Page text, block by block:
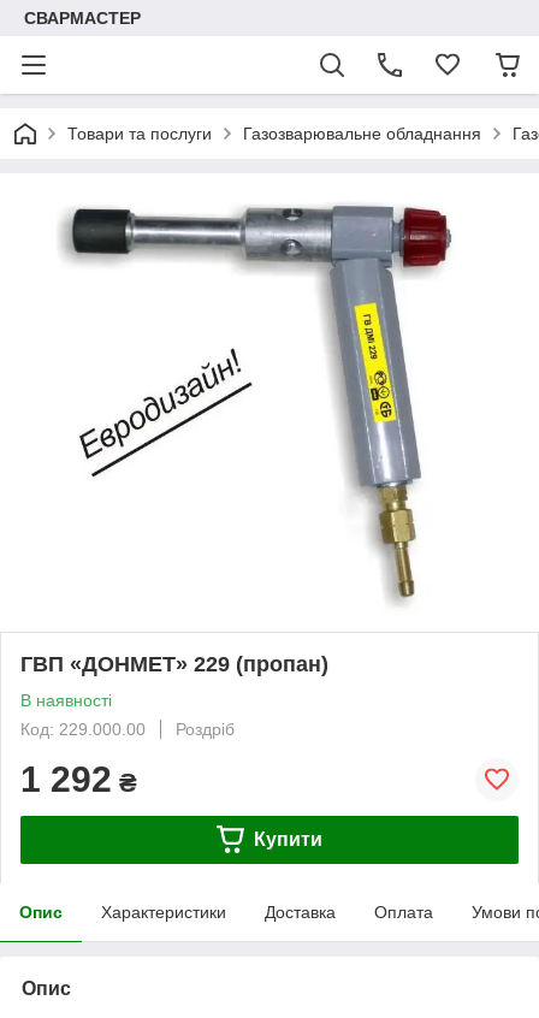
СВАРМАСТЕР
Товари та послуги Газозварювальне обладнання
ГВП «ДОНМЕТ» 229 (пропан)
В наявності
Код: 229.000.00
Роздріб
1 292 ₴
Купити
Опис Характеристики Доставка Оплата Умови
Опис